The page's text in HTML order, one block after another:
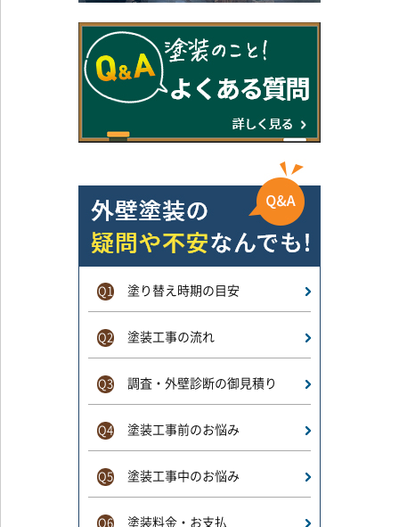
Q1 塗り替え時期の目安
Q2 塗装工事の流れ
Q3 調査・外壁診断の御見積り
Q4 塗装工事前のお悩み
Q5 塗装工事中のお悩み
Q6 塗装料金・お支払